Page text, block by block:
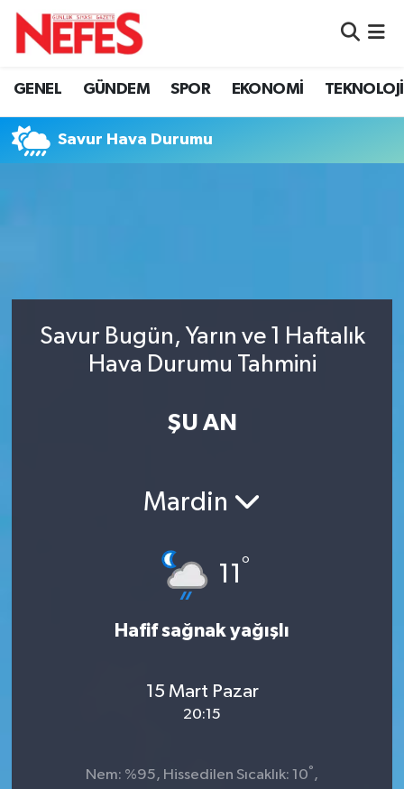
GENEL GÜNDEM SPOR EKONOMİ TEKNOLOJİ
Savur Hava Durumu
Savur Bugün, Yarın ve 1 Haftalık
Hava Durumu Tahmini
ŞU AN
Mardin
11 °
Hafif sağnak yağışlı
15 Mart Pazar
20:15
Nem: %95, Hissedilen Sıcaklık: 10°,
Hava Durumu
Namaz Vakitleri
Tüm Manşetler
Son Dakika Haberleri